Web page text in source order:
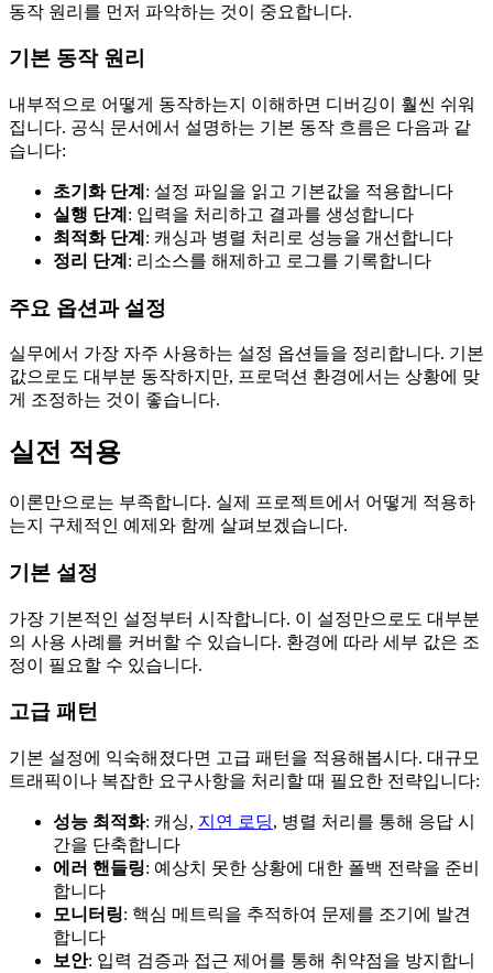
동작 원리를 먼저 파악하는 것이 중요합니다.
기본 동작 원리
내부적으로 어떻게 동작하는지 이해하면 디버깅이 훨씬 쉬워
집니다. 공식 문서에서 설명하는 기본 동작 흐름은 다음과 같
습니다:
초기화 단계 : 설정 파일을 읽고 기본값을 적용합니다
실행 단계 : 입력을 처리하고 결과를 생성합니다
최적화 단계 : 캐싱과 병렬 처리로 성능을 개선합니다
정리 단계 : 리소스를 해제하고 로그를 기록합니다
주요 옵션과 설정
실무에서 가장 자주 사용하는 설정 옵션들을 정리합니다. 기본
값으로도 대부분 동작하지만, 프로덕션 환경에서는 상황에 맞
게 조정하는 것이 좋습니다.
실전 적용
이론만으로는 부족합니다. 실제 프로젝트에서 어떻게 적용하
는지 구체적인 예제와 함께 살펴보겠습니다.
기본 설정
가장 기본적인 설정부터 시작합니다. 이 설정만으로도 대부분
의 사용 사례를 커버할 수 있습니다. 환경에 따라 세부 값은 조
정이 필요할 수 있습니다.
고급 패턴
기본 설정에 익숙해졌다면 고급 패턴을 적용해봅시다. 대규모
트래픽이나 복잡한 요구사항을 처리할 때 필요한 전략입니다:
성능 최적화: 캐싱, 지연 로딩, 병렬 처리를 통해 응답 시
간을 단축합니다
에러 핸들링: 예상치 못한 상황에 대한 폴백 전략을 준비
합니다
모니터링: 핵심 메트릭을 추적하여 문제를 조기에 발견
합니다
보안: 입력 검증과 접근 제어를 통해 취약점을 방지합니